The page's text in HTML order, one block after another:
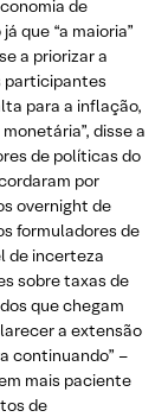
de
que “a maioria”
a priorizar a
participantes
para a inflação,
disse a
de políticas do
por
overnight de
formuladores de
de incerteza
sobre taxas de
que chegam
a extensão
continuando” –
mais paciente
de